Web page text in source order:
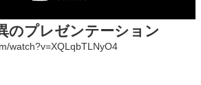
のプレゼンテーション
watch?v=XQLqbTLNyO4